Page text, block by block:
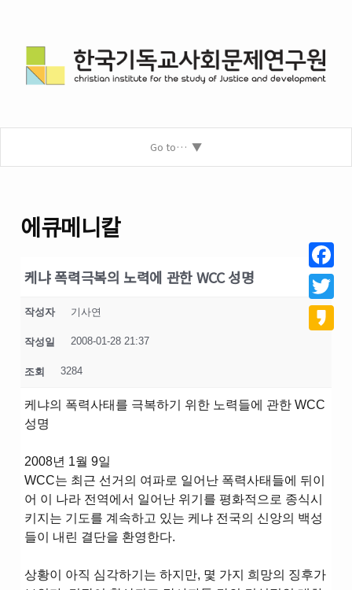
Go to…
에큐메니칼
케냐 폭력극복의 노력에 관한 WCC 성명
작성자 기사연
작성일 2008-01-28 21:37
조회 3284
케냐의 폭력사태를 극복하기 위한 노력들에 관한 WCC
성명
2008년 1월 9일
WCC는 최근 선거의 여파로 일어난 폭력사태들에 뒤이
어 이 나라 전역에서 일어난 위기를 평화적으로 종식시
키지는 기도를 계속하고 있는 케냐 전국의 신앙의 백성
들이 내린 결단을 환영한다.
상황이 아직 심각하기는 하지만, 몇 가지 희망의 징후가
Twitter